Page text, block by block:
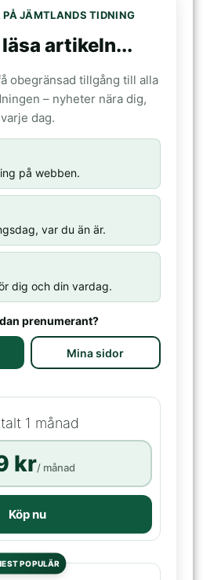
PÅ JÄMTLANDS TIDNING
artikeln...
obegränsad tillgång till alla
– nyheter nära dig,
varje dag.
på webben.
var du än är.
dig och din vardag.
prenumerant?
Mina sidor
1 månad
kr/ månad
Köp nu
POPULÄR